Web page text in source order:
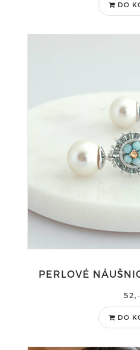
DO
PERLOVÉ
DO